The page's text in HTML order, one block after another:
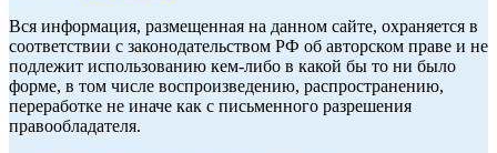
Вся информация, размещенная на данном сайте, охраняется в
соответствии с законодательством РФ об авторском праве и не
подлежит использованию кем-либо в какой бы то ни было
форме, в том числе воспроизведению, распространению,
переработке не иначе как с письменного разрешения
правообладателя.